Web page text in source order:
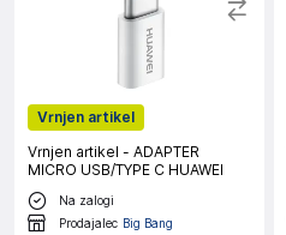
Vrnjen artikel
Vrnjen artikel - ADAPTER
MICRO USB/TYPE C HUAWEI
Na zalogi
Prodajalec Big Bang